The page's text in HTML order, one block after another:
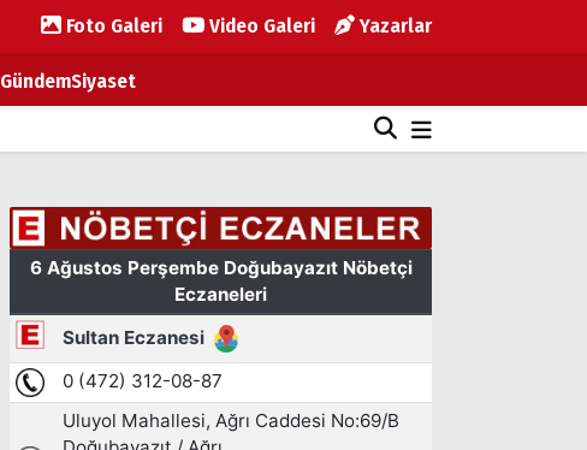
Foto Galeri Video Galeri Yazarlar
GündemSiyaset